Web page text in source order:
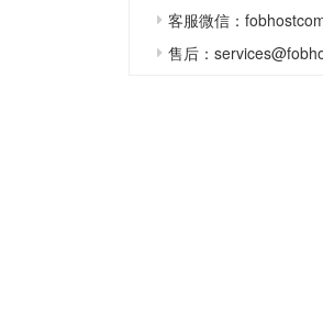
客服微信：
售后：